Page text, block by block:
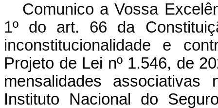
Comunico a Vossa
1º do art. 66 da
inconstitucionalidade e
Projeto de Lei nº 1.546, de
mensalidades associativas
Instituto Nacional do